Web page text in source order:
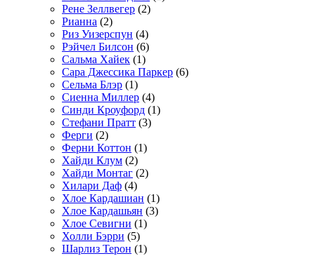
Рене Зеллвегер (2)
Рианна (2)
Риз Уизерспун (4)
Рэйчел Билсон (6)
Сальма Хайек (1)
Сара Джессика Паркер (6)
Сельма Блэр (1)
Сиенна Миллер (4)
Синди Кроуфорд (1)
Стефани Пратт (3)
Ферги (2)
Ферни Коттон (1)
Хайди Клум (2)
Хайди Монтаг (2)
Хилари Даф (4)
Хлое Кардашиан (1)
Хлое Кардашьян (3)
Хлое Севигни (1)
Холли Бэрри (5)
Шарлиз Терон (1)